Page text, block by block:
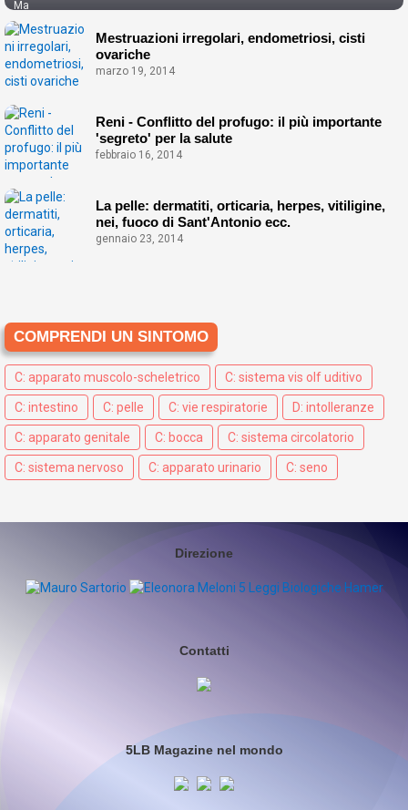
Mestruazioni irregolari, endometriosi, cisti
ovariche
marzo 19, 2014
Reni - Conflitto del profugo: il più importante
'segreto' per la salute
febbraio 16, 2014
La pelle: dermatiti, orticaria, herpes, vitiligine,
nei, fuoco di Sant'Antonio ecc.
gennaio 23, 2014
COMPRENDI UN SINTOMO
C: apparato muscolo-scheletrico C: sistema vis olf uditivo
C: intestino C: pelle C: vie respiratorie D: intolleranze
C: apparato genitale C: bocca C: sistema circolatorio
C: sistema nervoso C: apparato urinario C: seno
Direzione
Contatti
5LB Magazine nel mondo